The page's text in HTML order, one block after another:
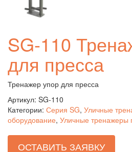
SG-110
для пресса
Тренажер упор для пресса
Артикул: SG-110
Категории: Серия SG, Уличные
оборудование, Уличные тренажеры
ОСТАВИТЬ ЗАЯВКУ